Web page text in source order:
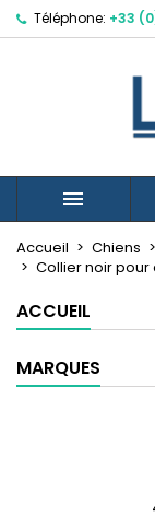
Téléphone: +33

Accueil Chiens
Collier noir pour
ACCUEIL
MARQUES
Mes
Créer
Créer
Nom de la
Vous devez
à votre liste